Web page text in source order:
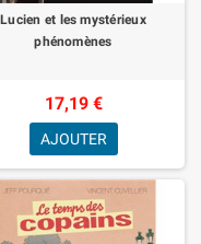
Lucien et les mystérieux
phénomènes
17,19 €
AJOUTER